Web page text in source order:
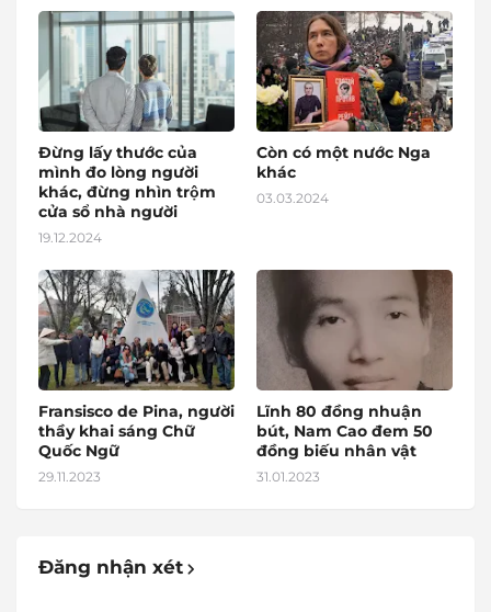
Đừng lấy thước của
mình đo lòng người
khác, đừng nhìn trộm
cửa sổ nhà người
19.12.2024
Còn có một nước Nga
khác
03.03.2024
Fransisco de Pina, người
thầy khai sáng Chữ
Quốc Ngữ
29.11.2023
Lĩnh 80 đồng nhuận
bút, Nam Cao đem 50
đồng biếu nhân vật
31.01.2023
Đăng nhận xét